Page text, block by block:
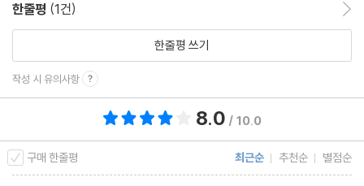
후세 사람들은 일찍이 이와 같은 인간이 있었다는 데 놀랄 것이다. -
내면에서 이러한 정신 체험을 발견한 일과, 감정의 힘이 이처럼 격렬
하게 사람을 비운으로 몰고 간 일은 여태까지 없었다. - 문학평론가
괴테는 유일하게 독일적인 예외다. 괴테는 하나의 문화다. - 프리드
리히 니체
한줄평 (1건)
한줄평 쓰기
작성 시 유의사항
8.0 / 10.0
구매 한줄평 최근순 추천순 별점순